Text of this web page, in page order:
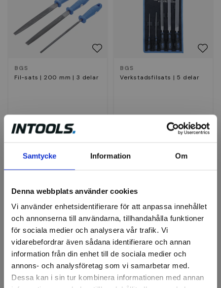
Samtycke Information Om
Denna webbplats använder cookies
Vi använder enhetsidentifierare för att anpassa innehållet
och annonserna till användarna, tillhandahålla funktioner
för sociala medier och analysera vår trafik. Vi
vidarebefordrar även sådana identifierare och annan
information från din enhet till de sociala medier och
annons- och analysföretag som vi samarbetar med.
Dessa kan i sin tur kombinera informationen med annan
BGS
Fil-sats | 200 mm | 3 delar
270 kr
Finns i lager
Köp
BGS
Verkstadsfilsats | 5 delar
BGS
Verkstadsfilsats | 5 delar
Filsats skaftad, 5 delar